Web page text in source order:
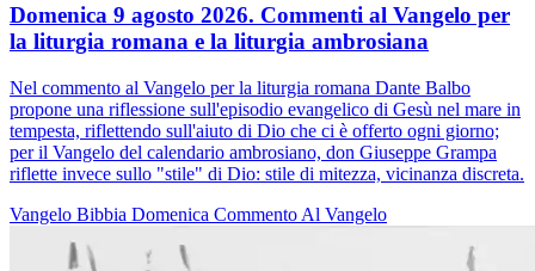
Domenica 9 agosto 2026. Commenti al Vangelo per
la liturgia romana e la liturgia ambrosiana
Nel commento al Vangelo per la liturgia romana Dante Balbo
propone una riflessione sull'episodio evangelico di Gesù nel mare in
tempesta, riflettendo sull'aiuto di Dio che ci è offerto ogni giorno;
per il Vangelo del calendario ambrosiano, don Giuseppe Grampa
riflette invece sullo "stile" di Dio: stile di mitezza, vicinanza discreta.
Vangelo Bibbia Domenica Commento Al Vangelo